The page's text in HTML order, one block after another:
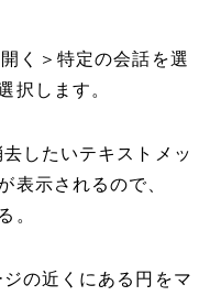
く＞特定の会話を選
択します。
したいテキストメッ
表示されるので、
。
の近くにある円をマ